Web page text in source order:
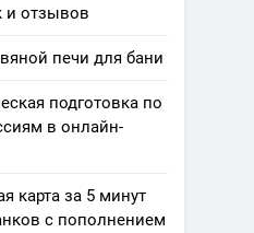
и отзывов
печи для бани
подготовка по
в онлайн-
карта за 5 минут
с пополнением